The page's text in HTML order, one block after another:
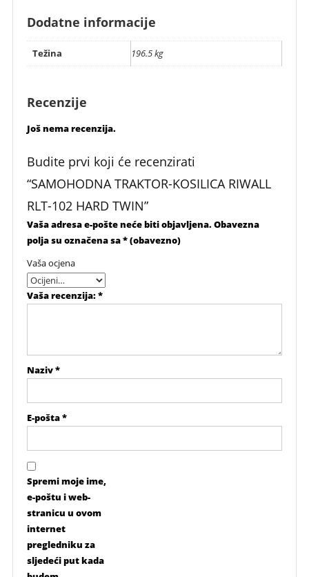
Dodatne informacije
Težina 196.5 kg
Recenzije
Još nema recenzija.
Budite prvi koji će recenzirati
“SAMOHODNA TRAKTOR-KOSILICA RIWALL
RLT-102 HARD TWIN”
Vaša adresa e-pošte neće biti objavljena.Obavezna
polja su označena sa* (obavezno)
Vaša ocjena
Vaša recenzija:*
Naziv*
E-pošta*
Spremi moje ime,
e-poštu i web-
stranicu u ovom
internet
pregledniku za
sljedeći put kada